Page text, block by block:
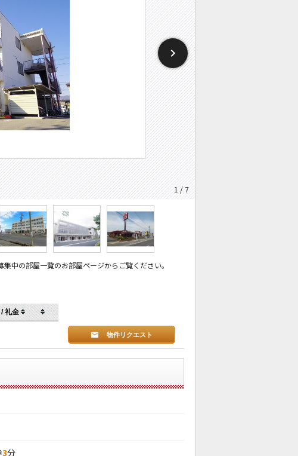
1 / 7
番
中の部屋一覧のお部屋ページからご覧ください。
礼金
物件リクエスト
3分